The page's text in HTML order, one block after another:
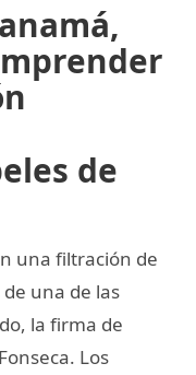
de
una filtración de
una de las
la firma de
Los